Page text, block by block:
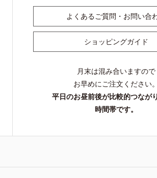
よくあるご質問・お問い合
ショッピングガイド
月末は混み合いますので
お早めにご注文ください。
平日のお昼前後が比較的つなが
時間帯です。